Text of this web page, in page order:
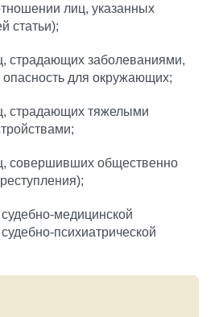
лиц, указанных
статьи);
страдающих заболеваниями,
для окружающих;
страдающих тяжелыми
совершивших общественно
медицинской
психиатрической